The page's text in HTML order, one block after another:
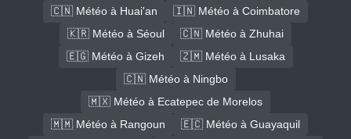
🇨🇳 Météo à Huai'an
🇮🇳 Météo à Coimbatore
🇰🇷 Météo à Séoul
🇨🇳 Météo à Zhuhai
🇪🇬 Météo à Gizeh
🇿🇲 Météo à Lusaka
🇨🇳 Météo à Ningbo
🇲🇽 Météo à Ecatepec de Morelos
🇲🇲 Météo à Rangoun
🇪🇨 Météo à Guayaquil